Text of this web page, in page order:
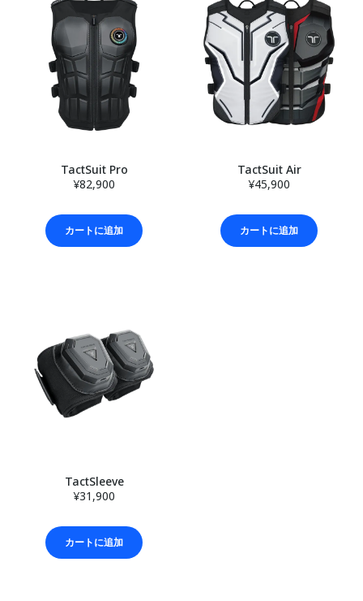
TactSuit Pro
¥82,900
カートに追加
TactSuit Air
¥45,900
カートに追加
TactSleeve
¥31,900
カートに追加